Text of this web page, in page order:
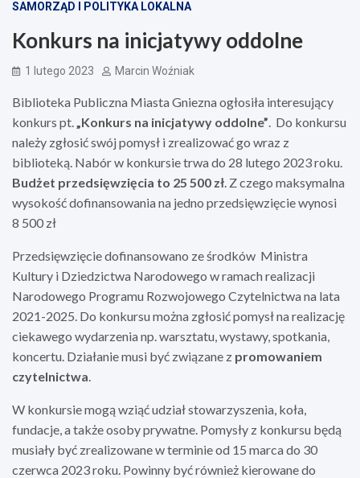
SAMORZĄD I POLITYKA LOKALNA
Konkurs na inicjatywy oddolne
1 lutego 2023 Marcin Woźniak
Biblioteka Publiczna Miasta Gniezna ogłosiła interesujący
konkurs pt.„Konkurs na inicjatywy oddolne”. Do konkursu
należy zgłosić swój pomysł i zrealizować go wraz z
biblioteką. Nabór w konkursie trwa do 28 lutego 2023 roku.
Budżet przedsięwzięcia to 25 500 zł. Z czego maksymalna
wysokość dofinansowania na jedno przedsięwzięcie wynosi
8 500 zł
Przedsięwzięcie dofinansowano ze środków Ministra
Kultury i Dziedzictwa Narodowego w ramach realizacji
Narodowego Programu Rozwojowego Czytelnictwa na lata
2021-2025. Do konkursu można zgłosić pomysł na realizację
ciekawego wydarzenia np. warsztatu, wystawy, spotkania,
koncertu. Działanie musi być związane z promowaniem
czytelnictwa.
W konkursie mogą wziąć udział stowarzyszenia, koła,
fundacje, a także osoby prywatne. Pomysły z konkursu będą
musiały być zrealizowane w terminie od 15 marca do 30
czerwca 2023 roku. Powinny być również kierowane do